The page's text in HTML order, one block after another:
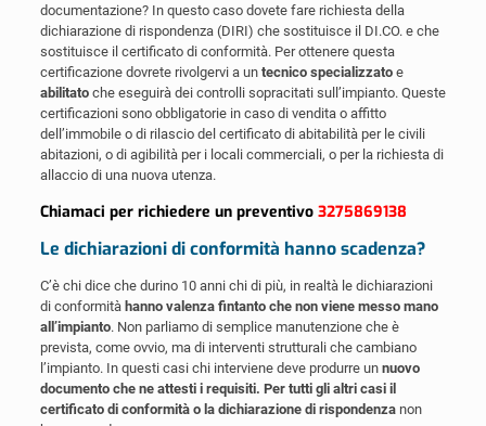
documentazione? In questo caso dovete fare richiesta della
dichiarazione di rispondenza (DIRI) che sostituisce il DI.CO. e che
sostituisce il certificato di conformità. Per ottenere questa
certificazione dovrete rivolgervi a un tecnico specializzato e
abilitatoche eseguirà dei controlli sopracitati sull’impianto. Queste
certificazioni sono obbligatorie in caso di vendita o affitto
dell’immobile o di rilascio del certificato di abitabilità per le civili
abitazioni, o di agibilità per i locali commerciali, o per la richiesta di
allaccio di una nuova utenza.
Chiamaci per richiedere un preventivo 3275869138
Le dichiarazioni di conformità hanno scadenza?
C’è chi dice che durino 10 anni chi di più, in realtà le dichiarazioni
di conformità hanno valenza fintanto che non viene messo mano
all’impianto. Non parliamo di semplice manutenzione che è
prevista, come ovvio, ma di interventi strutturali che cambiano
l’impianto. In questi casi chi interviene deve produrre unnuovo
documento che ne attesti i requisiti. Per tutti gli altri casi il
certificato di conformità o la dichiarazione di rispondenzanon